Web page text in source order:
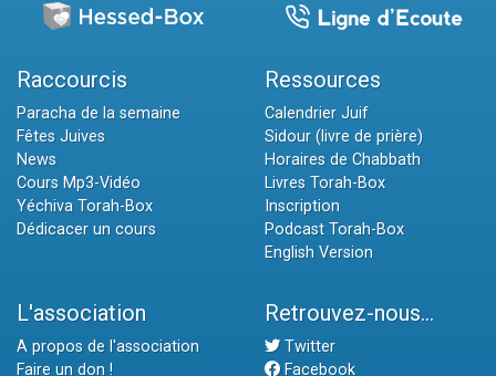
Raccourcis
Paracha de la semaine
Fêtes Juives
News
Cours Mp3-Vidéo
Yéchiva Torah-Box
Dédicacer un cours
Ressources
Calendrier Juif
Sidour (livre de prière)
Horaires de Chabbath
Livres Torah-Box
Inscription
Podcast Torah-Box
English Version
L'association
A propos de l'association
Faire un don !
Retrouvez-nous...
Twitter
Facebook